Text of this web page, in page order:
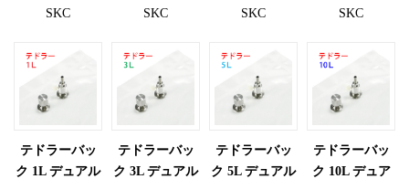
SKC
SKC
SKC
SKC
テドラーバッ
ク 1L デュアル
テドラーバッ
ク 3L デュアル
テドラーバッ
ク 5L デュアル
テドラーバッ
ク 10L デュア